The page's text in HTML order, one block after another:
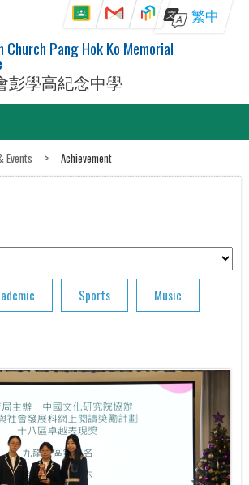
Church Pang Hok Ko Memorial
彭學高紀念中學
繁中
Events > Achievement
Sports Music